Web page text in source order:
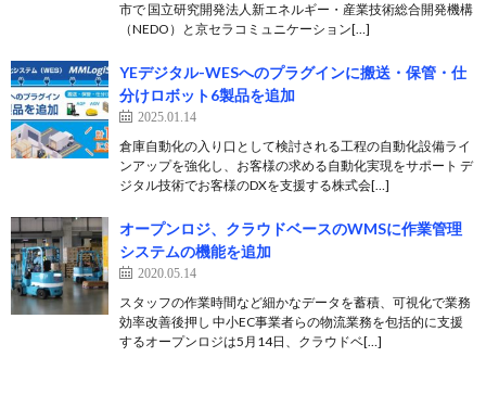
市で 国立研究開発法人新エネルギー・産業技術総合開発機構
（NEDO）と京セラコミュニケーション[…]
YEデジタル-WESへのプラグインに搬送・保管・仕
分けロボット6製品を追加
2025.01.14
倉庫自動化の入り口として検討される工程の自動化設備ライ
ンアップを強化し、お客様の求める自動化実現をサポート デ
ジタル技術でお客様のDXを支援する株式会[…]
オープンロジ、クラウドベースのWMSに作業管理
システムの機能を追加
2020.05.14
スタッフの作業時間など細かなデータを蓄積、可視化で業務
効率改善後押し 中小EC事業者らの物流業務を包括的に支援
するオープンロジは5月14日、クラウドベ[…]